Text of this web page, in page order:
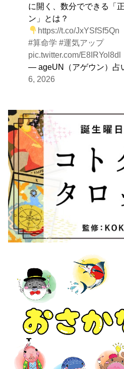
に開く、数分でできる「
ン」とは？
https://t.co/JxYSfSf5Qn
#算命学 #運気アップ
pic.twitter.com/E8IRYol8dl
— ageUN（アゲウン）占
6, 2026